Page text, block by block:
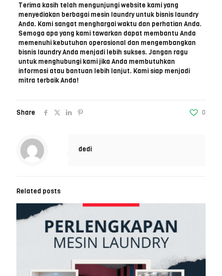
Terima kasih telah mengunjungi website kami yang
menyediakan berbagai mesin laundry untuk bisnis laundry
Anda. Kami sangat menghargai waktu dan perhatian Anda.
Semoga apa yang kami tawarkan dapat membantu Anda
memenuhi kebutuhan operasional dan mengembangkan
bisnis laundry Anda menjadi lebih sukses. Jangan ragu
untuk menghubungi kami jika Anda membutuhkan
informasi atau bantuan lebih lanjut. Kami siap menjadi
mitra terbaik Anda!
Share 0
dedi
Related posts